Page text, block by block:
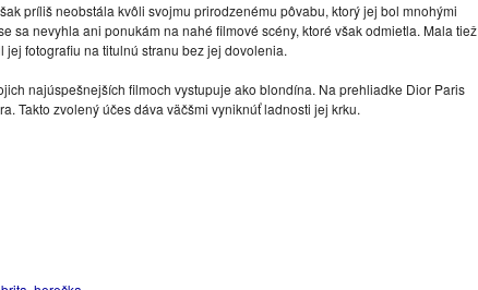
príliš neobstála kvôli svojmu prirodzenému pôvabu, ktorý jej bol mnohými
sa nevyhla ani ponukám na nahé filmové scény, ktoré však odmietla. Mala tiež
jej fotografiu na titulnú stranu bez jej dovolenia.
najúspešnejších filmoch vystupuje ako blondína. Na prehliadke Dior Paris
Takto zvolený účes dáva väčšmi vyniknúť ladnosti jej krku.